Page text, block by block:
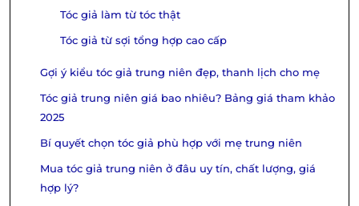
Tóc giả làm từ tóc thật
Tóc giả từ sợi tổng hợp cao cấp
Gợi ý kiểu tóc giả trung niên đẹp, thanh lịch cho mẹ
Tóc giả trung niên giá bao nhiêu? Bảng giá tham khảo
2025
Bí quyết chọn tóc giả phù hợp với mẹ trung niên
Mua tóc giả trung niên ở đâu uy tín, chất lượng, giá
hợp lý?